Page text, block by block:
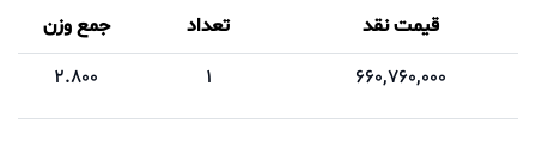
قیمت نقد تعداد
جمع وزن
660,760,000
2.800